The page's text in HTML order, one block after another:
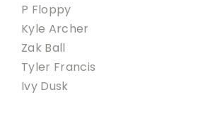
P Floppy
Kyle Archer
Zak Ball
Tyler Francis
Ivy Dusk